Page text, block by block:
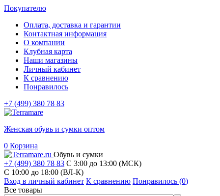
Покупателю
Оплата, доставка и гарантии
Контактная информация
О компании
Клубная карта
Наши магазины
Личный кабинет
К сравнению
Понравилось
+7 (499) 380 78 83
Женская обувь и сумки оптом
0 Корзина
Обувь и сумки
+7 (499) 380 78 83 С 3:00 до 13:00 (МСК)
C 10:00 до 18:00 (ВЛ-К)
Вход в личный кабинет К сравнению Понравилось (0)
Все товары